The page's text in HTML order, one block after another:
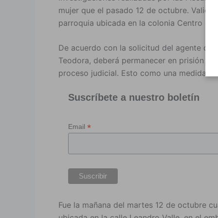
mujer que el pasado 12 de octubre.
parroquia ubicada en la colonia Centro de
De acuerdo con la solicitud del agente del
Teodora, deberá permanecer en prisión
proceso judicial. Esto como una medida
Suscríbete a nuestro boletín
Email *
Fue la mañana del martes 12 de octubre